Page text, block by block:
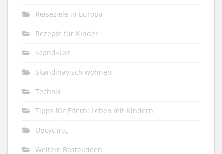
Reiseziele in Europa
Rezepte für Kinder
Scandi-DIY
Skandinavisch wohnen
Technik
Tipps für Eltern: Leben mit Kindern
Upcycling
Weitere Bastelideen